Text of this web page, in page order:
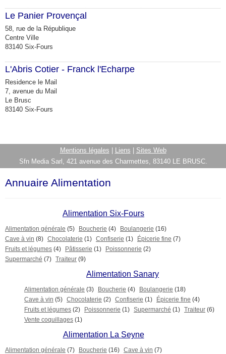
Le Panier Provençal
58, rue de la République
Centre Ville
83140 Six-Fours
L'Abris Cotier - Franck l'Echarpe
Residence le Mail
7, avenue du Mail
Le Brusc
83140 Six-Fours
Mentions légales Liens
Sites Web
Sfn Media Sarl, 421 avenue des Charmettes, 83140 LE BRUSC.
Annuaire Alimentation
Alimentation Six-Fours
Alimentation générale (5) Boucherie (4) Boulangerie (16)
Cave à vin (8) Chocolaterie (1) Confiserie (1) Épicerie fine (7)
Fruits et légumes (4) Pâtisserie (1) Poissonnerie (2)
Supermarché (7) Traiteur (9)
Alimentation Sanary
Alimentation générale (3) Boucherie (4) Boulangerie (18)
Cave à vin (5) Chocolaterie (2) Confiserie (1) Épicerie fine (4)
Fruits et légumes (2) Poissonnerie (1) Supermarché (1) Traiteur (6)
Vente coquillages (1)
Alimentation La Seyne
Alimentation générale (7) Boucherie (16) Cave à vin (7)